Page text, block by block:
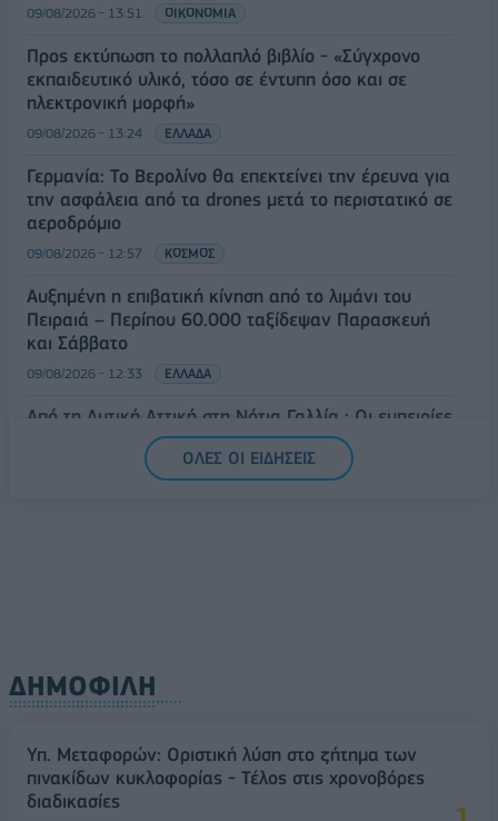
09/08/2026 - 13:51 ΟΙΚΟΝΟΜΙΑ
Προς εκτύπωση το πολλαπλό βιβλίο - «Σύγχρονο
εκπαιδευτικό υλικό, τόσο σε έντυπη όσο και σε
ηλεκτρονική μορφή»
09/08/2026 - 13:24 ΕΛΛΑΔΑ
Γερμανία: Το Βερολίνο θα επεκτείνει την έρευνα για
την ασφάλεια από τα drones μετά το περιστατικό σε
αεροδρόμιο
09/08/2026 - 12:57 ΚΟΣΜΟΣ
Αυξημένη η επιβατική κίνηση από το λιμάνι του
Πειραιά – Περίπου 60.000 ταξίδεψαν Παρασκευή
και Σάββατο
09/08/2026 - 12:33 ΕΛΛΑΔΑ
Από τη Δυτική Αττική στη Νότια Γαλλία : Οι εμπειρίες
Ελλήνων και Γάλλων πυροσβεστών από τα πύρινα
ΟΛΕΣ ΟΙ ΕΙΔΗΣΕΙΣ
ΔΗΜΟΦΙΛΗ
Υπ. Μεταφορών: Οριστική λύση στο ζήτημα των
πινακίδων κυκλοφορίας - Τέλος στις χρονοβόρες
διαδικασίες